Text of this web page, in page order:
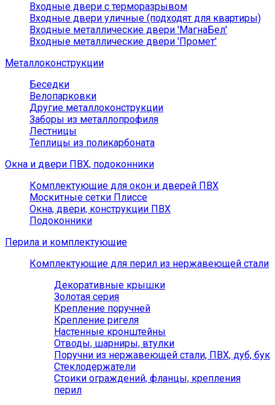
Входные двери с терморазрывом
Входные двери уличные (подходят для квартиры)
Входные металлические двери 'МагнаБел'
Входные металлические двери 'Промет'
Металлоконструкции
Беседки
Велопарковки
Другие металлоконструкции
Заборы из металлопрофиля
Лестницы
Теплицы из поликарбоната
Окна и двери ПВХ, подоконники
Комплектующие для окон и дверей ПВХ
Москитные сетки Плиссе
Окна, двери, конструкции ПВХ
Подоконники
Перила и комплектующие
Комплектующие для перил из нержавеющей стали
Декоративные крышки
Золотая серия
Крепление поручней
Крепление ригеля
Настенные кронштейны
Отводы, шарниры, втулки
Поручни из нержавеющей стали, ПВХ, дуб, бук
Стеклодержатели
Стоики ограждений, фланцы, крепления
перил